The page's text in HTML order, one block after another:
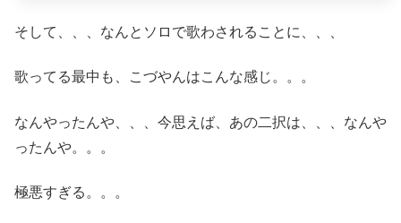
そして、、、なんとソロで歌わされることに、、、
歌ってる最中も、こづやんはこんな感じ。。。
なんやったんや、、、今思えば、あの二択は、、、なんや
ったんや。。。
極悪すぎる。。。